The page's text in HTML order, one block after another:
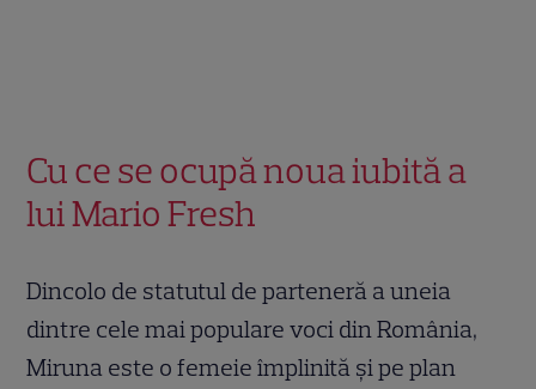
Cu ce se ocupă noua iubită a
lui Mario Fresh
Dincolo de statutul de parteneră a uneia
dintre cele mai populare voci din România,
Miruna este o femeie împlinită și pe plan